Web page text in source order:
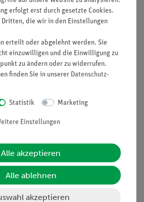
Service
Übersicht Service
Beratung & Showroom
Einräumservice
Inbetriebnahme & Schulungen
Kundendienst
erfolgt erst durch gesetzte Cookies.
die wir in den Einstellungen
erteilt oder abgelehnt werden. Sie
einzuwilligen und die Einwilligung zu
zu ändern oder zu widerrufen.
finden Sie in unserer Daten­schutz­
Statistik Marketing
Einstellungen
Alle akzeptieren
Alle ablehnen
akzeptieren